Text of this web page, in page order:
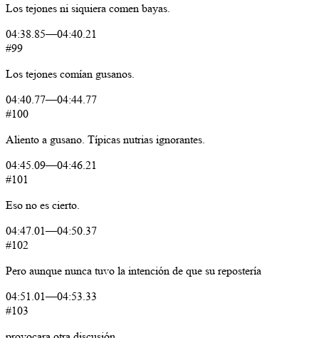
Los tejones ni siquiera comen bayas.
04:38.85—04:40.21
#99
Los tejones comían gusanos.
04:40.77—04:44.77
#100
Aliento a gusano. Típicas nutrias ignorantes.
04:45.09—04:46.21
#101
Eso no es cierto.
04:47.01—04:50.37
#102
Pero aunque nunca tuvo la intención de que su repostería
04:51.01—04:53.33
#103